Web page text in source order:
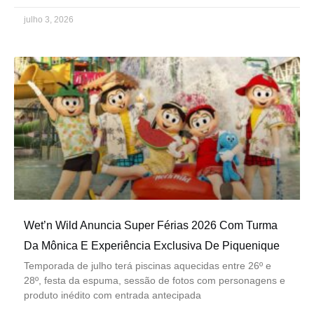
julho 3, 2026
Wet’n Wild Anuncia Super Férias 2026 Com Turma
Da Mônica E Experiência Exclusiva De Piquenique
Temporada de julho terá piscinas aquecidas entre 26º e
28º, festa da espuma, sessão de fotos com personagens e
produto inédito com entrada antecipada